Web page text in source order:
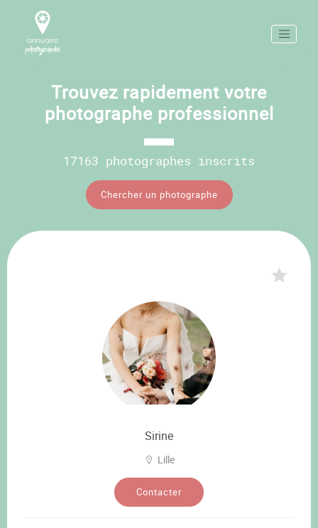
Trouvez rapidement votre
photographe professionnel
17163 photographes inscrits
Chercher un photographe
Sirine
Lille
Contacter